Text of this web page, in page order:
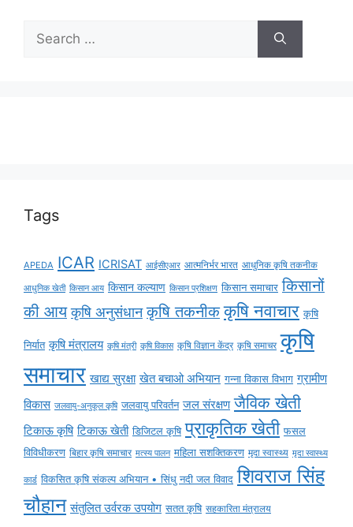
Tags
APEDA ICAR ICRISAT आईसीएआर आत्मनिर्भर भारत आधुनिक कृषि तकनीक
आधुनिक खेती किसान आय किसान कल्याण किसान प्रशिक्षण किसान समाचार किसानों
की आय कृषि अनुसंधान कृषि तकनीक कृषि नवाचार कृषि
निर्यात कृषि मंत्रालय कृषि मंत्री कृषि विकास कृषि विज्ञान केंद्र कृषि समाचर कृषि
समाचार खाद्य सुरक्षा खेत बचाओ अभियान गन्ना विकास विभाग ग्रामीण
विकास जलवायु-अनुकूल कृषि जलवायु परिवर्तन जल संरक्षण जैविक खेती
टिकाऊ कृषि टिकाऊ खेती डिजिटल कृषि प्राकृतिक खेती फसल
विविधीकरण बिहार कृषि समाचार मत्स्य पालन महिला सशक्तिकरण मृदा स्वास्थ्य मृदा स्वास्थ्य
कार्ड विकसित कृषि संकल्प अभियान • सिंधु नदी जल विवाद शिवराज सिंह
चौहान संतुलित उर्वरक उपयोग सतत कृषि सहकारिता मंत्रालय